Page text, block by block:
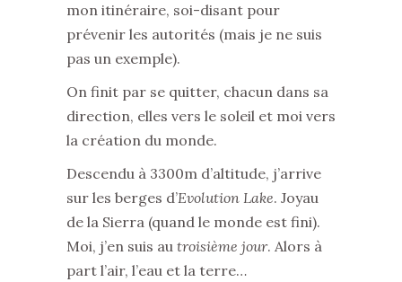
mon itinéraire, soi-disant pour
prévenir les autorités (mais je ne suis
pas un exemple).
On finit par se quitter, chacun dans sa
direction, elles vers le soleil et moi vers
la création du monde.
Descendu à 3300m d’altitude, j’arrive
sur les berges d’Evolution Lake. Joyau
de la Sierra (quand le monde est fini).
Moi, j’en suis au troisième jour. Alors à
part l’air, l’eau et la terre…